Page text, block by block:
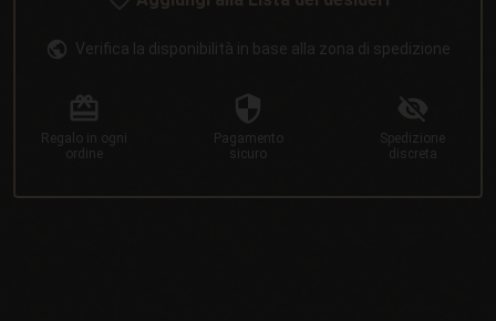
Verifica la disponibilità in base alla zona di spedizione
Regalo in ogni
ordine
Pagamento
sicuro
Spedizione
discreta